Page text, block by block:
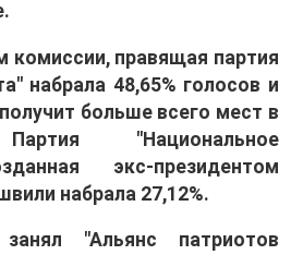
комиссии, правящая партия
набрала 48,65% голосов и
больше всего мест в
"Национальное
экс-президентом
набрала 27,12%.
"Альянс патриотов